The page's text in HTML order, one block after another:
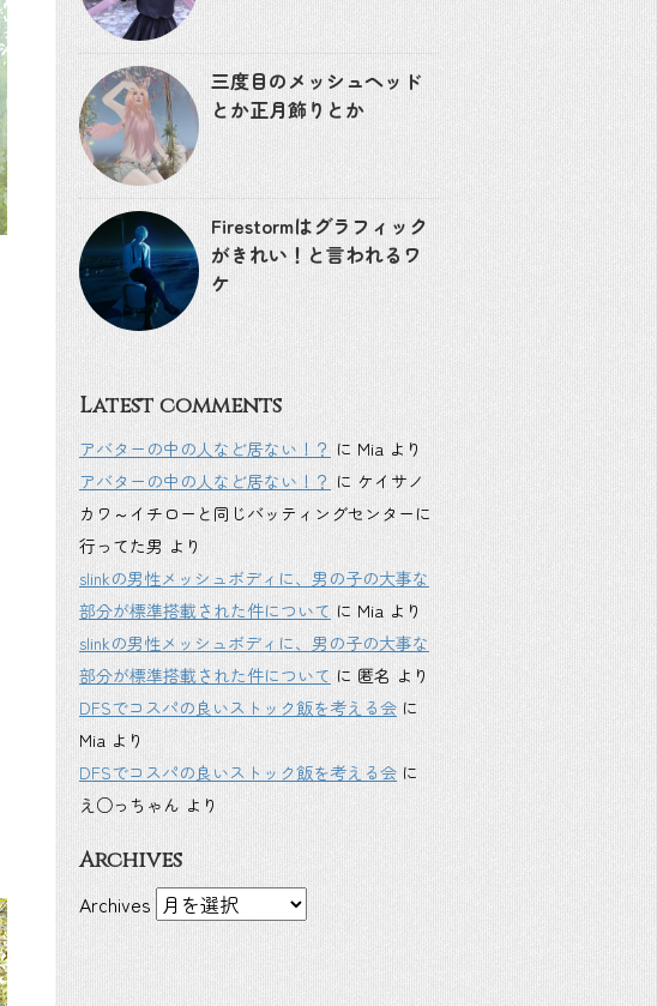
三度目のメッシュヘッド
とか正月飾りとか
Firestormはグラフィック
がきれい！と言われるワ
ケ
Latest comments
アバターの中の人など居ない！？ に Mia より
アバターの中の人など居ない！？ に ケイサノ
カワ～イチローと同じバッティングセンターに
行ってた男 より
slinkの男性メッシュボディに、男の子の大事な
部分が標準搭載された件について に Mia より
slinkの男性メッシュボディに、男の子の大事な
部分が標準搭載された件について に 匿名 より
DFSでコスパの良いストック飯を考える会 に
Mia より
DFSでコスパの良いストック飯を考える会 に
え○っちゃん より
Archives
Archives